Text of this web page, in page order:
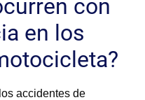
con
en los
accidentes de